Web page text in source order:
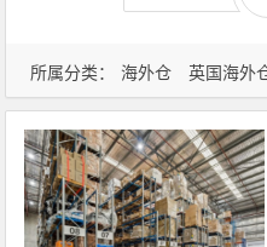
所属分类： 海外仓 英国海外